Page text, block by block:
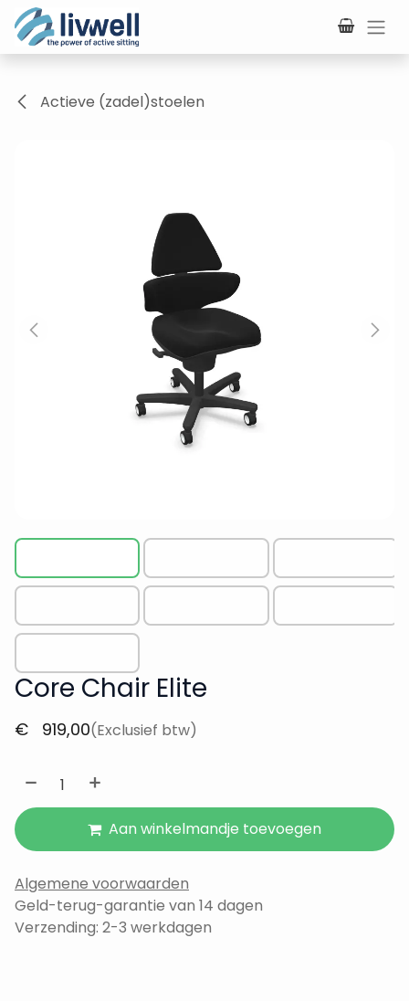
Overslaan naar inhoud
Actieve (zadel)stoelen
Core Chair Elite
€ 919,00(Exclusief btw)
Aan winkelmandje toevoegen
Algemene voorwaarden
Geld-terug-garantie van 14 dagen
Verzending: 2-3 werkdagen